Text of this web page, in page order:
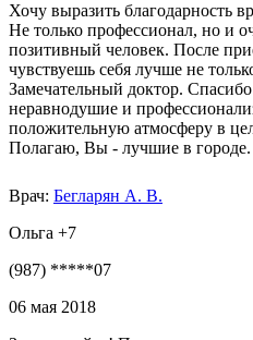
Хочу выразить благодарность
Не только профессионал, но и
позитивный человек. После
чувствуешь себя лучше не
Замечательный доктор.
неравнодушие и
положительную атмосферу в
Полагаю, Вы - лучшие в городе.
Врач: Бегларян А. В.
Ольга +7
(987) *****07
06 мая 2018